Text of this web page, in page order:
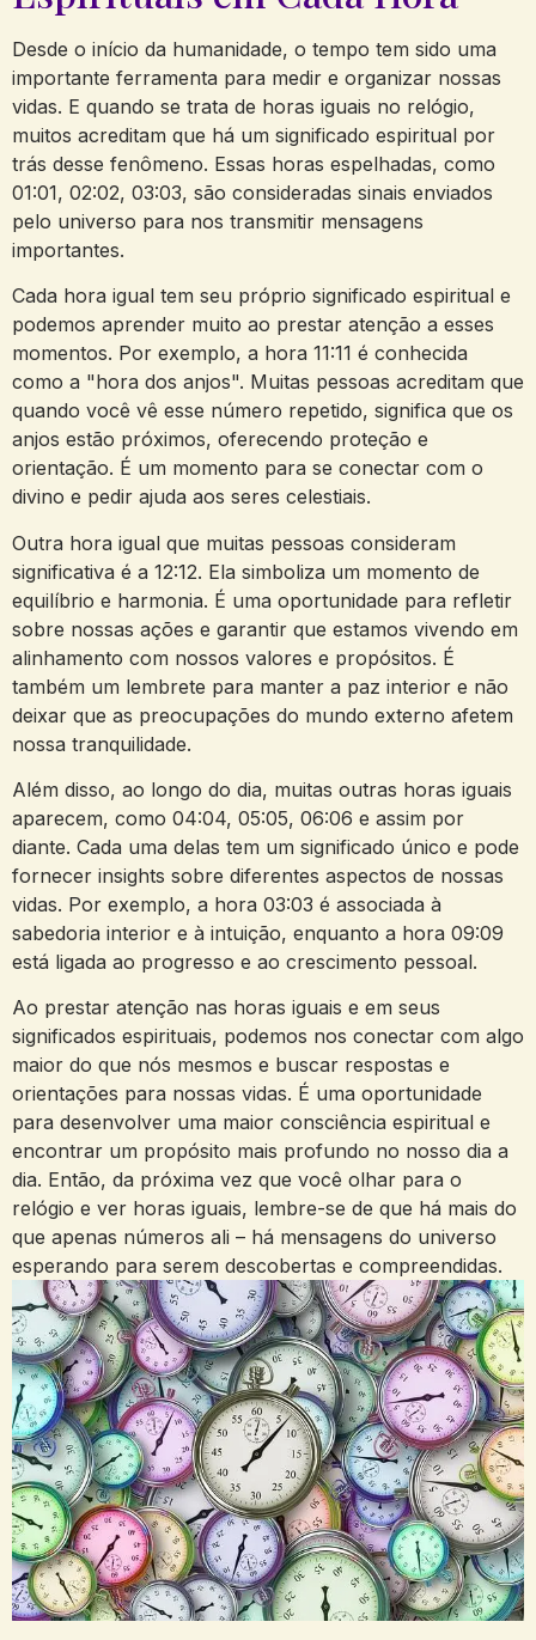
Desde o início da humanidade, o tempo tem sido uma
importante ferramenta para medir e organizar nossas
vidas. E quando se trata de horas iguais no relógio,
muitos acreditam que há um significado espiritual por
trás desse fenômeno. Essas horas espelhadas, como
01:01, 02:02, 03:03, são consideradas sinais enviados
pelo universo para nos transmitir mensagens
importantes.
Cada hora igual tem seu próprio significado espiritual e
podemos aprender muito ao prestar atenção a esses
momentos. Por exemplo, a hora 11:11 é conhecida
como a "hora dos anjos". Muitas pessoas acreditam que
quando você vê esse número repetido, significa que os
anjos estão próximos, oferecendo proteção e
orientação. É um momento para se conectar com o
divino e pedir ajuda aos seres celestiais.
Outra hora igual que muitas pessoas consideram
significativa é a 12:12. Ela simboliza um momento de
equilíbrio e harmonia. É uma oportunidade para refletir
sobre nossas ações e garantir que estamos vivendo em
alinhamento com nossos valores e propósitos. É
também um lembrete para manter a paz interior e não
deixar que as preocupações do mundo externo afetem
nossa tranquilidade.
Além disso, ao longo do dia, muitas outras horas iguais
aparecem, como 04:04, 05:05, 06:06 e assim por
diante. Cada uma delas tem um significado único e pode
fornecer insights sobre diferentes aspectos de nossas
vidas. Por exemplo, a hora 03:03 é associada à
sabedoria interior e à intuição, enquanto a hora 09:09
está ligada ao progresso e ao crescimento pessoal.
Ao prestar atenção nas horas iguais e em seus
significados espirituais, podemos nos conectar com algo
maior do que nós mesmos e buscar respostas e
orientações para nossas vidas. É uma oportunidade
para desenvolver uma maior consciência espiritual e
encontrar um propósito mais profundo no nosso dia a
dia. Então, da próxima vez que você olhar para o
relógio e ver horas iguais, lembre-se de que há mais do
que apenas números ali – há mensagens do universo
esperando para serem descobertas e compreendidas.